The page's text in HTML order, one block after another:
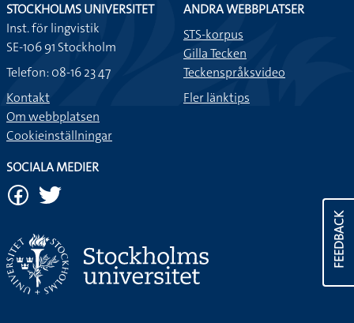
FEEDBACK
STOCKHOLMS UNIVERSITET
Inst. för lingvistik
SE-106 91 Stockholm
Telefon: 08-16 23 47
Kontakt
Om webbplatsen
Cookieinställningar
ANDRA WEBBPLATSER
STS-korpus
Gilla Tecken
Teckenspråksvideo
Fler länktips
SOCIALA MEDIER